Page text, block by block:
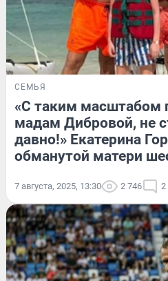
СЕМЬЯ
«С таким масштабом
мадам Дибровой, не
давно!» Екатерина
обманутой матери
7 августа, 2025, 13:30 2 746 2